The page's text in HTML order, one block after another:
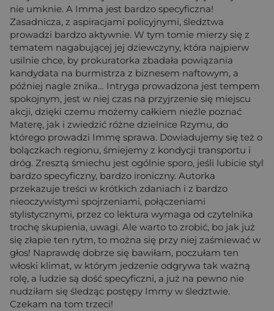
nie umknie. A Imma jest bardzo specyficzna!
Zasadnicza, z aspiracjami policyjnymi, śledztwa
prowadzi bardzo aktywnie. W tym tomie mierzy się z
tematem nagabującej jej dziewczyny, która najpierw
usilnie chce, by prokuratorka zbadała powiązania
kandydata na burmistrza z biznesem naftowym, a
później nagle znika… Intryga prowadzona jest tempem
spokojnym, jest w niej czas na przyjrzenie się miejscu
akcji, dzięki czemu możemy całkiem nieźle poznać
Materę, jak i zwiedzić różne dzielnice Rzymu, do
którego prowadzi Immę sprawa. Dowiadujemy się też o
bolączkach regionu, śmiejemy z kondycji transportu i
dróg. Zresztą śmiechu jest ogólnie sporo, jeśli lubicie styl
bardzo specyficzny, bardzo ironiczny. Autorka
przekazuje treści w krótkich zdaniach i z bardzo
nieoczywistymi spojrzeniami, połączeniami
stylistycznymi, przez co lektura wymaga od czytelnika
trochę skupienia, uwagi. Ale warto to zrobić, bo jak już
się złapie ten rytm, to można się przy niej zaśmiewać w
głos! Naprawdę dobrze się bawiłam, poczułam ten
włoski klimat, w którym jedzenie odgrywa tak ważną
rolę, a ludzie są dość specyficzni, a już na pewno nie
nudziłam się śledząc postępy Immy w śledztwie.
Czekam na tom trzeci!